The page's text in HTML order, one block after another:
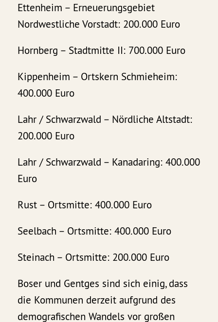
Ettenheim – Erneuerungsgebiet
Nordwestliche Vorstadt: 200.000 Euro
Hornberg – Stadtmitte II: 700.000 Euro
Kippenheim – Ortskern Schmieheim:
400.000 Euro
Lahr / Schwarzwald – Nördliche Altstadt:
200.000 Euro
Lahr / Schwarzwald – Kanadaring: 400.000
Euro
Rust – Ortsmitte: 400.000 Euro
Seelbach – Ortsmitte: 400.000 Euro
Steinach – Ortsmitte: 200.000 Euro
Boser und Gentges sind sich einig, dass
die Kommunen derzeit aufgrund des
demografischen Wandels vor großen